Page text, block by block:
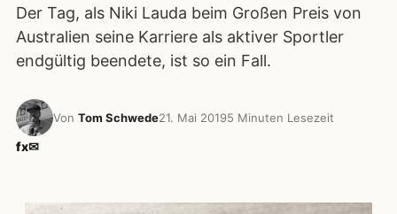
Der Tag, als Niki Lauda beim Großen Preis von
Australien seine Karriere als aktiver Sportler
endgültig beendete, ist so ein Fall.
Von Tom Schwede21. Mai 20195 Minuten Lesezeit
fx✉